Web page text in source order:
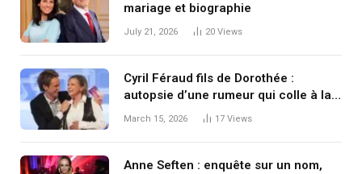
mariage et biographie
July 21, 2026 20 Views
Cyril Féraud fils de Dorothée :
autopsie d’une rumeur qui colle à la
peau du petit écran
March 15, 2026 17 Views
Anne Seften : enquête sur un nom,